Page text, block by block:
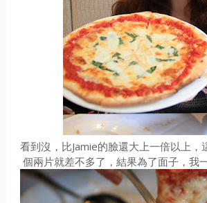
看到沒，比Jamie的臉還大上一倍以上，
個兩片就差不多了，結果為了面子，我